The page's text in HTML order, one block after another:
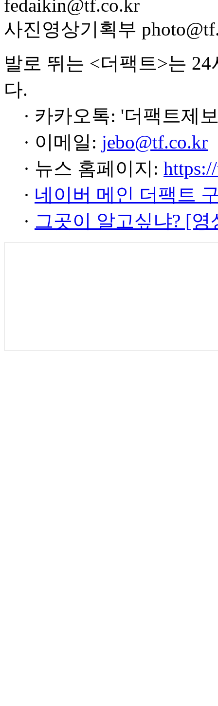
fedaikin@tf.co.kr
사진영상기획부
발로 뛰는 <더팩트>는
다.
· 카카오톡: '더팩트제
· 이메일: jebo@tf.co.kr
· 뉴스 홈페이지:
· 네이버 메인 더팩트
· 그곳이 알고싶냐? [